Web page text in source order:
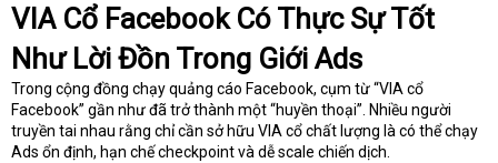
t
e
r
VIA Cổ Facebook Có Thực Sự Tốt
Như Lời Đồn Trong Giới Ads
Trong cộng đồng chạy quảng cáo Facebook, cụm từ “VIA cổ
Facebook” gần như đã trở thành một “huyền thoại”. Nhiều người
truyền tai nhau rằng chỉ cần sở hữu VIA cổ chất lượng là có thể chạy
Ads ổn định, hạn chế checkpoint và dễ scale chiến dịch.